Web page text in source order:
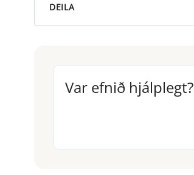
DEILA
Var efnið hjálplegt?
Var efnið hjálplegt?